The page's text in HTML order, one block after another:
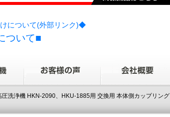
について(外部リンク)◆
ついて■
圧洗浄機 HKN-2090、HKU-1885用 交換用 本体側カップリング